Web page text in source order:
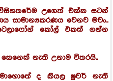
විසිහතරේම උගෙත් එක්ක සටන්
සාමාන්‍යකරණය වෙනව මචං..
කෝල් එකක් ගන්න
නැති උනාම විතරයි..
ද කියල ෂුවර් නැති